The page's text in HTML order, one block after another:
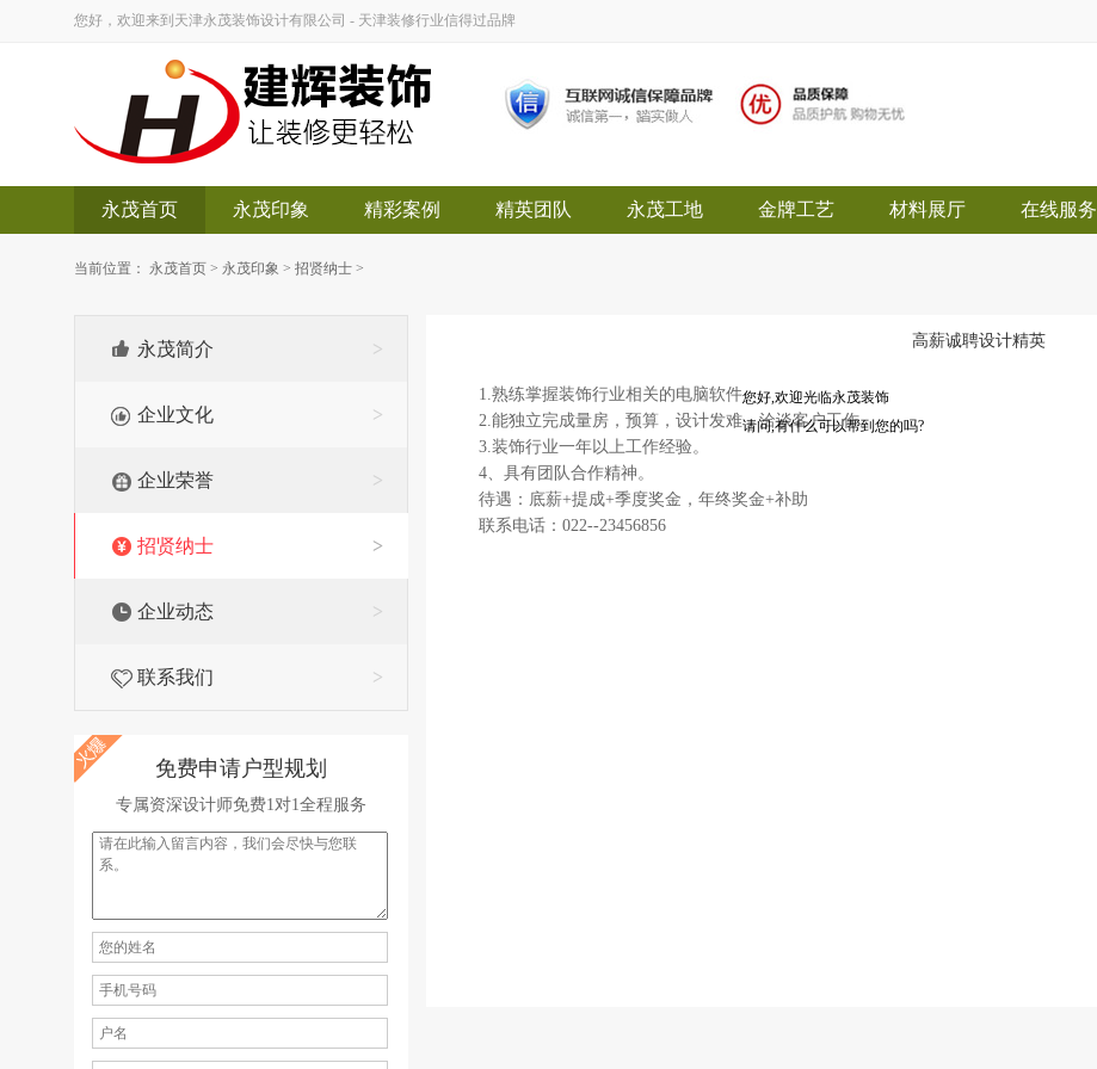
您好，欢迎来到天津永茂装饰设计有限公司 - 天津装修行业信得过品牌
永茂首页 永茂印象 精彩案例 精英团队 永茂工地 金牌工艺 材料展厅 在线服务
当前位置： 永茂首页 > 永茂印象 > 招贤纳士 >
永茂简介 >
企业文化 >
企业荣誉 >
招贤纳士 >
企业动态 >
联系我们 >
免费申请户型规划
专属资深设计师免费1对1全程服务
高薪诚聘设计精英
1.熟练掌握装饰行业相关的电脑软件。
2.能独立完成量房，预算，设计发难，洽谈客户工作。
3.装饰行业一年以上工作经验。
4、具有团队合作精神。
待遇：底薪+提成+季度奖金，年终奖金+补助
联系电话：022--23456856
您好,欢迎光临永茂装饰
请问,有什么可以帮到您的吗?